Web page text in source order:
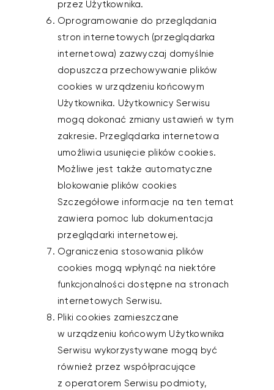
przez Użytkownika.
Oprogramowanie do przeglądania
stron internetowych (przeglądarka
internetowa) zazwyczaj domyślnie
dopuszcza przechowywanie plików
cookies w urządzeniu końcowym
Użytkownika. Użytkownicy Serwisu
mogą dokonać zmiany ustawień w tym
zakresie. Przeglądarka internetowa
umożliwia usunięcie plików cookies.
Możliwe jest także automatyczne
blokowanie plików cookies
Szczegółowe informacje na ten temat
zawiera pomoc lub dokumentacja
przeglądarki internetowej.
Ograniczenia stosowania plików
cookies mogą wpłynąć na niektóre
funkcjonalności dostępne na stronach
internetowych Serwisu.
Pliki cookies zamieszczane
w urządzeniu końcowym Użytkownika
Serwisu wykorzystywane mogą być
również przez współpracujące
z operatorem Serwisu podmioty,